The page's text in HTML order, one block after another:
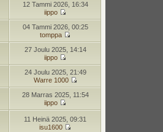
12 Tammi 2026, 16:34
iippo
04 Tammi 2026, 00:25
tomppa
27 Joulu 2025, 14:14
iippo
24 Joulu 2025, 21:49
Warre 1000
28 Marras 2025, 11:54
iippo
11 Heinä 2025, 09:31
isu1600